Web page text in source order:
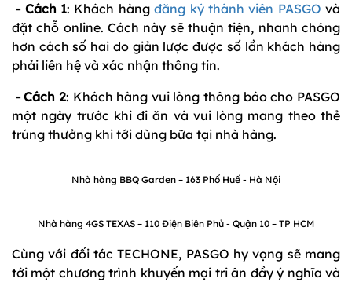
- Cách 1: Khách hàngđăng ký thành viên PASGO và
đặt chỗ online. Cách này sẽ thuận tiện, nhanh chóng
hơn cách số hai do giản lược được số lần khách hàng
phải liên hệ và xác nhận thông tin.
- Cách 2: Khách hàng vui lòng thông báo cho PASGO
một ngày trước khi đi ăn và vui lòng mang theo thẻ
trúng thưởng khi tới dùng bữa tại nhà hàng.
Nhà hàng BBQ Garden – 163 Phố Huế - Hà Nội
Nhà hàng 4GS TEXAS – 110 Điện Biên Phủ - Quận 10 – TP HCM
Cùng với đối tác TECHONE, PASGO hy vọng sẽ mang
tới một chương trình khuyến mại tri ân đầy ý nghĩa và